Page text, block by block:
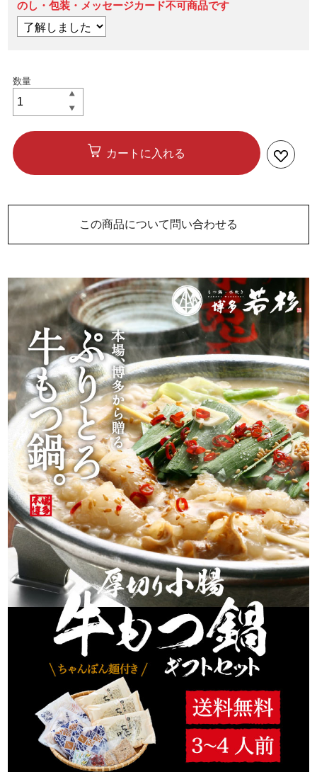
のし・包装・メッセージカード不可商品です
カートに入れる
この商品について問い合わせる